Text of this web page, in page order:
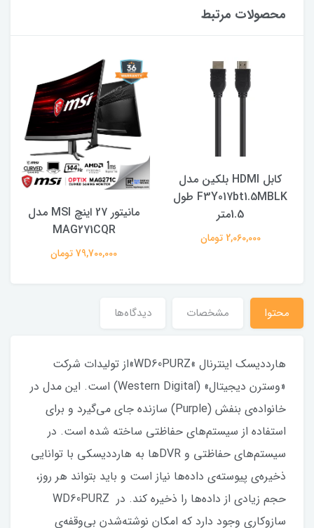
محصولات مرتبط
کابل HDMI بلکین مدل
F3Y017bt1.5MBLK طول
1.5متر
2,060,000 تومان
مانیتور 27 اینچ MSI مدل
MAG271CQR
79,700,000 تومان
محتوا مشخصات دیدگاه‌ها
هارددیسک اینترنال »WD60PURZ»از تولیدات شرکت
«وسترن دیجیتال» (Western Digital) است. این مدل در
خانواده‌ی بنفش (Purple) سازنده جای می‌گیرد و برای
استفاده از سیستم‌های حفاظتی ساخته شده‌ است. در
سیستم‌های حفاظتی و DVRها به هارددیسکی با توانایی
ذخیره‌ی پیوسته‌ی داده‌ها نیاز است و باید بتواند هر روز،
حجم زیادی از داده‌ها را ذخیره کند. در WD60PURZ
سازوکاری وجود دارد که امکان نوشته‌شدن بی‌وقفه‌ی